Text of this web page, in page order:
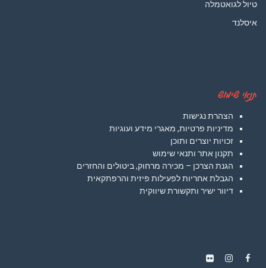
טיול לגואטמלה
איסלנד
תנאי שימוש
הצהרת נגישות
מדיניות פרטיות, מאגרי מידע ועוגיות
זכויות יוצרים ותוכן
תקנון אתר ותנאי שימוש
הגנת הצרכן – מכירה מרחוק, ביטולים והחזרים
הגבלת אחריות לפעילות פיזית והרפתקאית
דיוור ישיר ותקשורת שיווקית